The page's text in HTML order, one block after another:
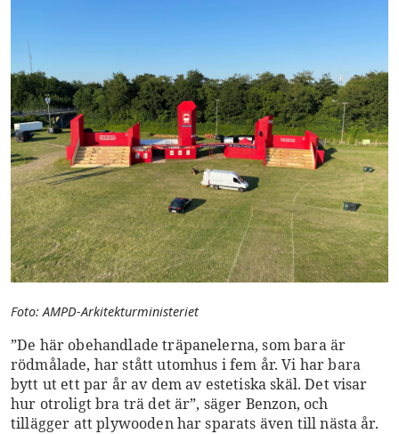
Foto: AMPD-Arkitekturministeriet
”De här obehandlade träpanelerna, som bara är
rödmålade, har stått utomhus i fem år. Vi har bara
bytt ut ett par år av dem av estetiska skäl. Det visar
hur otroligt bra trä det är”, säger Benzon, och
tillägger att plywooden har sparats även till nästa år.